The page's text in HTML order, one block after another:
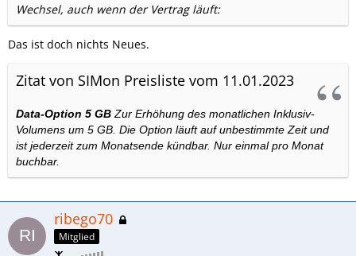
Wechsel, auch wenn der Vertrag läuft:
Das ist doch nichts Neues.
Zitat von SIMon Preisliste vom 11.01.2023
Data-Option 5 GB Zur Erhöhung des monatlichen Inklusiv-
Volumens um 5 GB. Die Option läuft auf unbestimmte Zeit und
ist jederzeit zum Monatsende kündbar. Nur einmal pro Monat
buchbar.
ribego70
Mitglied